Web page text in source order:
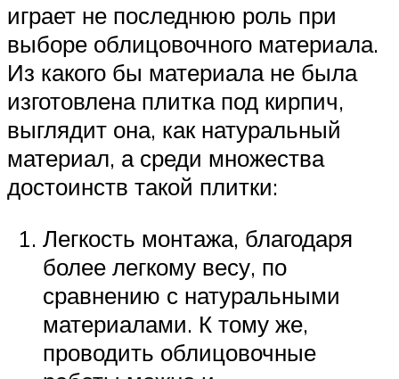
играет не последнюю роль при
выборе облицовочного материала.
Из какого бы материала не была
изготовлена плитка под кирпич,
выглядит она, как натуральный
материал, а среди множества
достоинств такой плитки:
Легкость монтажа, благодаря
более легкому весу, по
сравнению с натуральными
материалами. К тому же,
проводить облицовочные